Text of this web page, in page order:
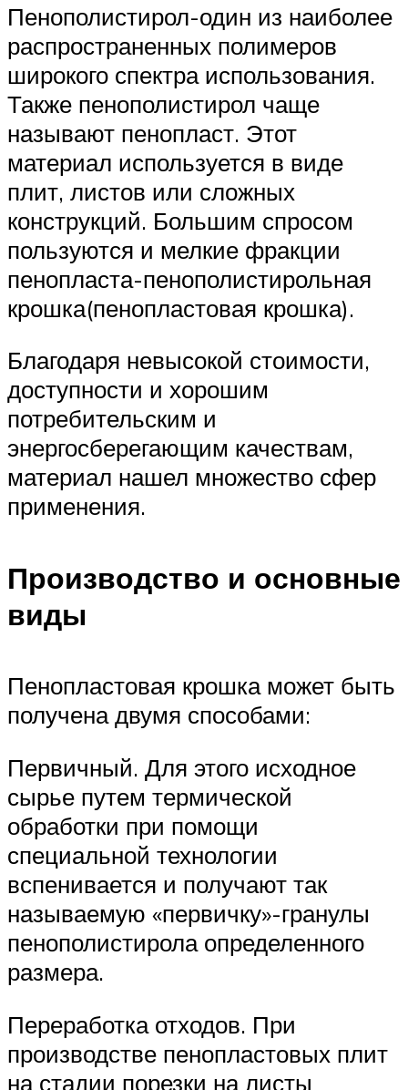
Пенополистирол-один из наиболее
распространенных полимеров
широкого спектра использования.
Также пенополистирол чаще
называют пенопласт. Этот
материал используется в виде
плит, листов или сложных
конструкций. Большим спросом
пользуются и мелкие фракции
пенопласта-пенополистирольная
крошка(пенопластовая крошка).
Благодаря невысокой стоимости,
доступности и хорошим
потребительским и
энергосберегающим качествам,
материал нашел множество сфер
применения.
Производство и основные
виды
Пенопластовая крошка может быть
получена двумя способами:
Первичный. Для этого исходное
сырье путем термической
обработки при помощи
специальной технологии
вспенивается и получают так
называемую «первичку»-гранулы
пенополистирола определенного
размера.
Переработка отходов. При
производстве пенопластовых плит
на стадии порезки на листы